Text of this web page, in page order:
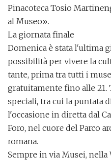
Pinacoteca Tosio
al Museo».
La giornata finale
Domenica è stata l'ultima
possibilità per vivere la
tante, prima tra tutti i
gratuitamente fino alle
speciali, tra cui la puntata
l'occasione in diretta dal
Foro, nel cuore del Parco
romana.
Sempre in via Musei, nella